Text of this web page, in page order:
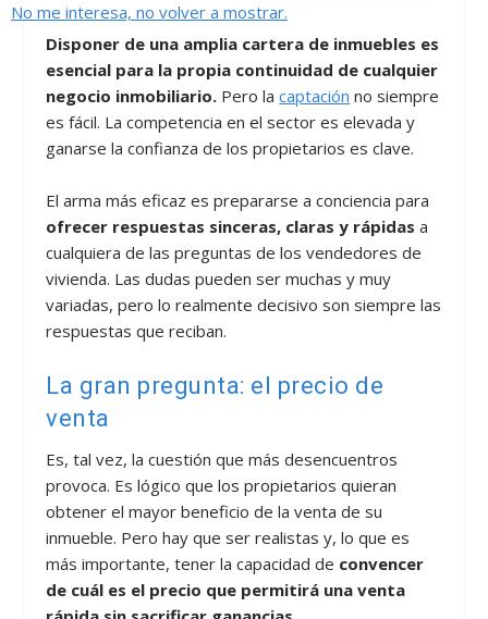
Disponer de una amplia cartera de inmuebles es
esencial para la propia continuidad de cualquier
negocio inmobiliario. Pero lacaptación no siempre
es fácil. La competencia en el sector es elevada y
ganarse la confianza de los propietarios es clave.
El arma más eficaz es prepararse a conciencia para
ofrecer respuestas sinceras, claras y rápidas a
cualquiera de las preguntas de los vendedores de
vivienda. Las dudas pueden ser muchas y muy
variadas, pero lo realmente decisivo son siempre las
respuestas que reciban.
La gran pregunta: el precio de
venta
Es, tal vez, la cuestión que más desencuentros
provoca. Es lógico que los propietarios quieran
obtener el mayor beneficio de la venta de su
inmueble. Pero hay que ser realistas y, lo que es
más importante, tener la capacidad de convencer
de cuál es el precio que permitirá una venta
No me interesa, no volver a mostrar.